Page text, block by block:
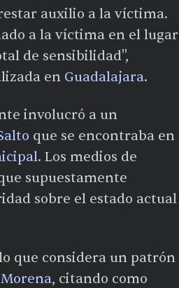
auxilio a la víctima.
a la víctima en el lugar
de sensibilidad",
en Guadalajara.
involucró a un
que se encontraba en
. Los medios de
supuestamente
sobre el estado actual
que considera un patrón
Morena, citando como